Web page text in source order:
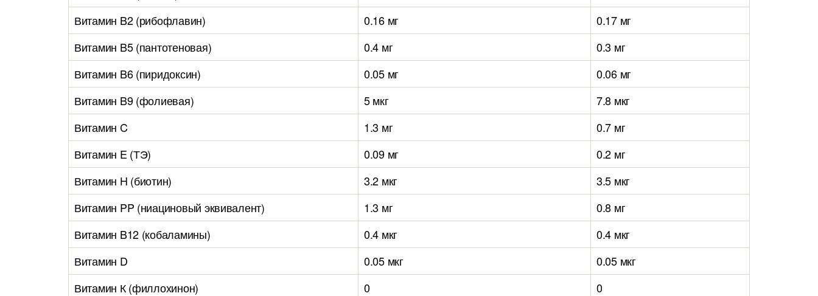
Витамин B2 (рибофлавин)
0.16 мг
0.17 мг
Витамин B5 (пантотеновая)
0.4 мг
0.3 мг
Витамин B6 (пиридоксин)
0.05 мг
0.06 мг
Витамин B9 (фолиевая)
5 мкг
7.8 мкг
Витамин C
1.3 мг
0.7 мг
Витамин E (ТЭ)
0.09 мг
0.2 мг
Витамин H (биотин)
3.2 мкг
3.5 мкг
Витамин PP (ниациновый эквивалент)
1.3 мг
0.8 мг
Витамин B12 (кобаламины)
0.4 мкг
0.4 мкг
Витамин D
0.05 мкг
0.05 мкг
Витамин К (филлохинон)
0
0